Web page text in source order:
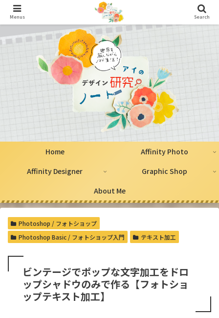
Home
Affinity Photo
Affinity Designer
Graphic Shop
About Me
Photoshop / フォトショップ
Photoshop Basic / フォトショップ入門
テキスト加工
ビンテージでポップな文字加工をドロ
ップシャドウのみで作る【フォトショ
ップテキスト加工】
Menus Search